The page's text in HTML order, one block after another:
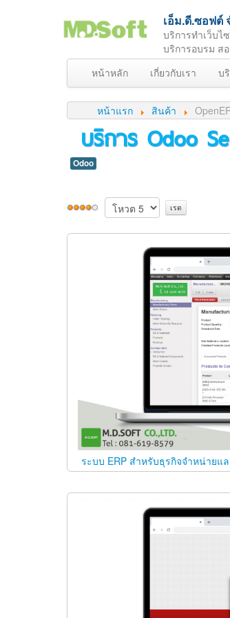
เอ็ม.ดี.ซอฟต์
บริการทำเว็บไ
บริการอบรม ส
หน้าหลัก เกี่ยวกับเรา บ
หน้าแรก สินค้า
บริการ Odoo
Odoo
ระบบ ERP สำหรับธุรกิจจำหน่าย